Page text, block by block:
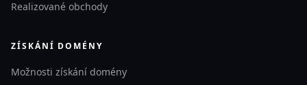
Realizované obchody
ZÍSKÁNÍ DOMÉNY
Možnosti získání domény